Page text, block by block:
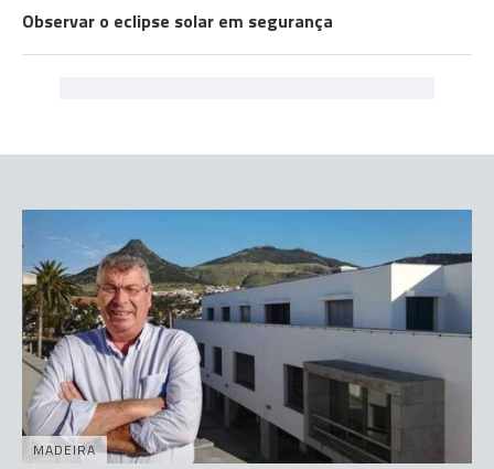
Observar o eclipse solar em segurança
MADEIRA